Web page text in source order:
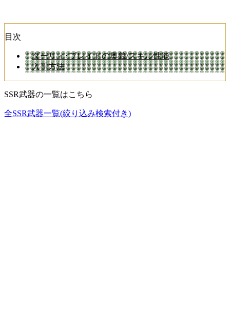
目次
ダーリィ･ブレイドの奥義/スキル性能
入手方法
SSR武器の一覧はこちら
全SSR武器一覧(絞り込み検索付き)